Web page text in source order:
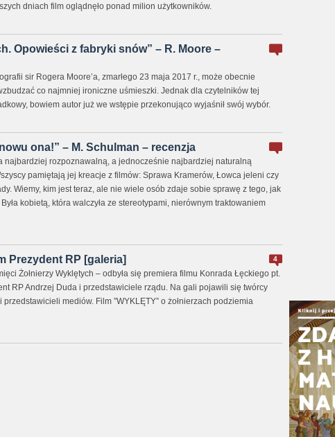
dniach film oglądnęło ponad milion użytkowników.
Opowieści z fabryki snów” – R. Moore –
sir Rogera Moore’a, zmarłego 23 maja 2017 r., może obecnie
co najmniej ironiczne uśmieszki. Jednak dla czytelników tej
bowiem autor już we wstępie przekonująco wyjaśnił swój wybór.
ona!” – M. Schulman – recenzja
najbardziej rozpoznawalną, a jednocześnie najbardziej naturalną
pamiętają jej kreacje z filmów: Sprawa Kramerów, Łowca jeleni czy
Wiemy, kim jest teraz, ale nie wiele osób zdaje sobie sprawę z tego, jak
kobietą, która walczyła ze stereotypami, nierównym traktowaniem
4
Prezydent RP [galeria]
Żołnierzy Wyklętych – odbyła się premiera filmu Konrada Łęckiego pt.
RP Andrzej Duda i przedstawiciele rządu. Na gali pojawili się twórcy
mediów. Film ”WYKLĘTY” o żołnierzach podziemia